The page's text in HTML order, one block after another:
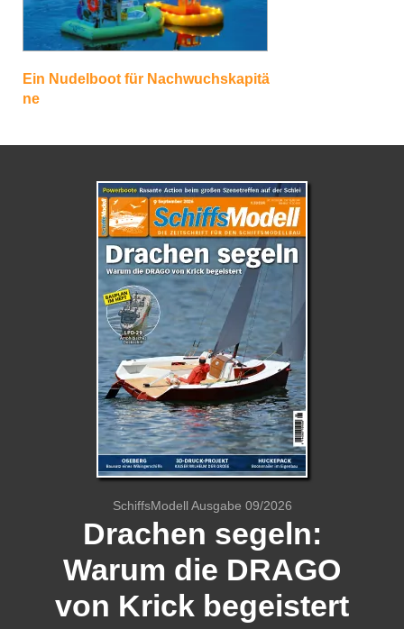
Ein Nudelboot für Nachwuchskapitä
ne
SchiffsModell Ausgabe 09/2026
Drachen segeln:
Warum die DRAGO
von Krick begeistert